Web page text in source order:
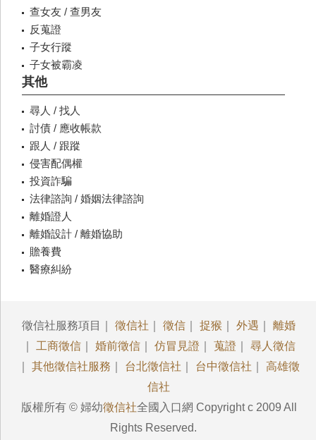
查女友 / 查男友
反蒐證
子女行蹤
子女被霸凌
其他
尋人 / 找人
討債 / 應收帳款
跟人 / 跟蹤
侵害配偶權
投資詐騙
法律諮詢 / 婚姻法律諮詢
離婚證人
離婚設計 / 離婚協助
贍養費
醫療糾紛
徵信社服務項目｜ 徵信社 徵信 捉猴 外遇
離婚
工商徵信 婚前徵信 仿冒見證 蒐證
尋人徵信
其他徵信社服務 台北徵信社 台中徵信社
高雄徵
信社
版權所有 © 婦幼徵信社全國入口網 Copyright c 2009 All
Rights Reserved.